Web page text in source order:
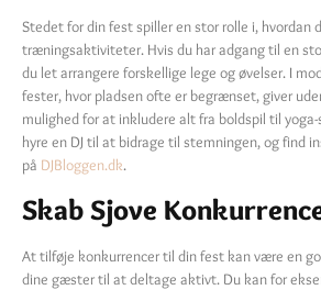
Stedet for din fest spiller en stor rolle i, hvordan
træningsaktiviteter. Hvis du har adgang til en
du let arrangere forskellige lege og øvelser. I
fester, hvor pladsen ofte er begrænset, giver
mulighed for at inkludere alt fra boldspil til
hyre en DJ til at bidrage til stemningen, og find
på DJBloggen.dk.
Skab Sjove
At tilføje konkurrencer til din fest kan være en
dine gæster til at deltage aktivt. Du kan for